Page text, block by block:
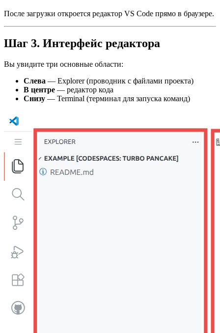
После загрузки откроется редактор VS Code прямо в браузере.
Шаг 3. Интерфейс редактора
Вы увидите три основные области:
Слева — Explorer (проводник с файлами проекта)
В центре — редактор кода
Снизу — Terminal (терминал для запуска команд)